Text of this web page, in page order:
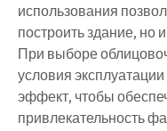
использования
построить здание, но
При выборе
условия
эффект, чтобы
привлекательность